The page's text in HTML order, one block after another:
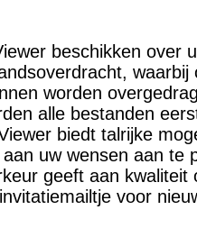
beschikken over
waarbij
worden
alle bestanden
biedt talrijke
uw wensen aan te
geeft aan kwaliteit
voor